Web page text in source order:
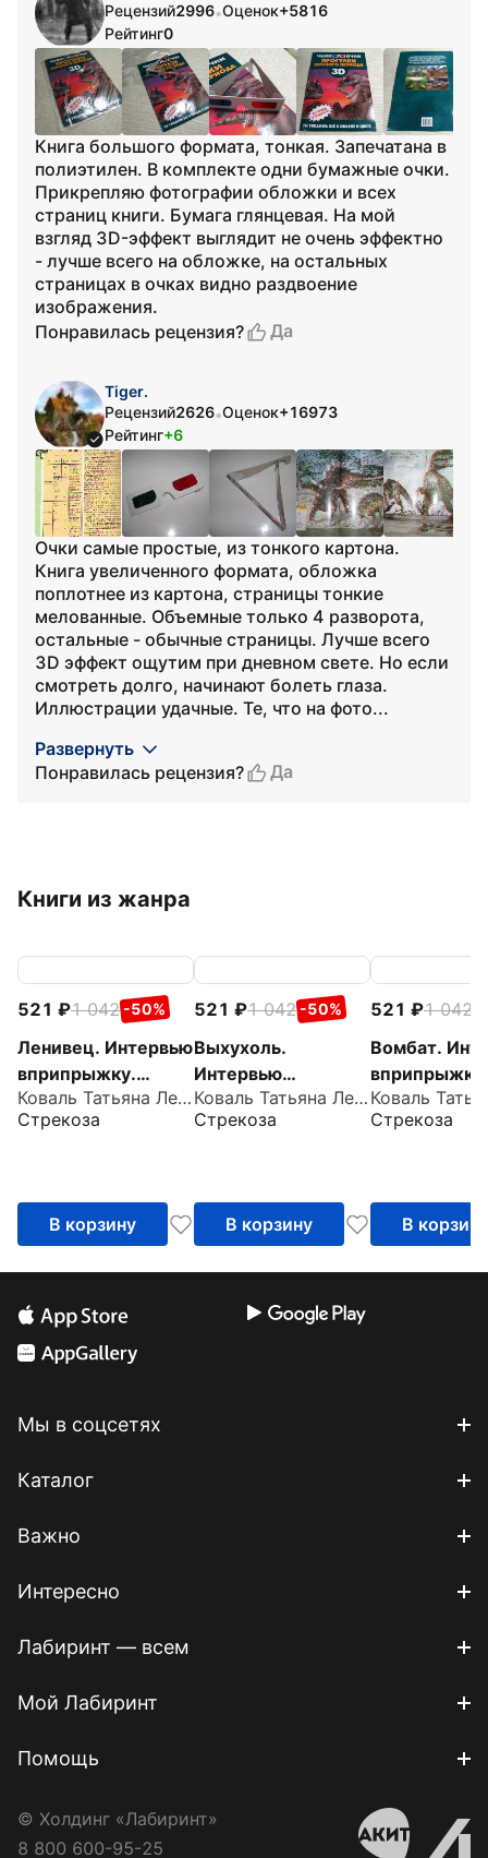
Рецензий2996•Оценок+5816
Рейтинг0
Книга большого формата, тонкая. Запечатана в
полиэтилен. В комплекте одни бумажные очки.
Прикрепляю фотографии обложки и всех
страниц книги. Бумага глянцевая. На мой
взгляд 3D-эффект выглядит не очень эффектно
- лучше всего на обложке, на остальных
страницах в очках видно раздвоение
изображения.
Понравилась рецензия?
Да
Tiger.
Рецензий2626•Оценок+16973
Рейтинг+6
Очки самые простые, из тонкого картона.
Книга увеличенного формата, обложка
поплотнее из картона, страницы тонкие
мелованные. Объемные только 4 разворота,
остальные - обычные страницы. Лучше всего
3D эффект ощутим при дневном свете. Но если
смотреть долго, начинают болеть глаза.
Иллюстрации удачные. Те, что на фото...
Развернуть
Понравилась рецензия?
Да
Книги из жанра
521 1 042 -50%
Ленивец. Интервью
вприпрыжку.
Репортер
Пружинка
Коваль Татьяна Леонидовна
Стрекоза
В корзину
521 1 042 -50%
Выхухоль.
Интервью
вприпрыжку.
Репортер
Коваль Татьяна Леонидовна
Стрекоза
В корзину
521 1 042
Вомбат.
вприпрыжку.
Репортер
Пружинка
Стрекоза
В корзину
Мы в соцсетях
Каталог
Важно
Интересно
Лабиринт — всем
Мой Лабиринт
Помощь
© Холдинг «Лабиринт»
8 800 600-95-25